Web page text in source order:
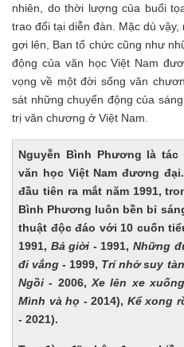
nhiên, do thời lượng của buổi
trao đổi tại diễn đàn. Mặc dù
gợi lên, Ban tổ chức cũng như
động của văn học Việt Nam
vọng về một đời sống văn
sát những chuyển động của
trị văn chương ở Việt Nam.
Nguyễn Bình Phương là
văn học Việt Nam đương
đầu tiên ra mắt năm 1991,
Bình Phương luôn bền bỉ
thuật độc đáo với 10 cuốn
1991, Bả giời - 1991, Những
đi vắng - 1999, Trí nhớ suy tàn
Ngồi - 2006, Xe lên xe xuống
Mình và họ - 2014), Kể xong
- 2021).